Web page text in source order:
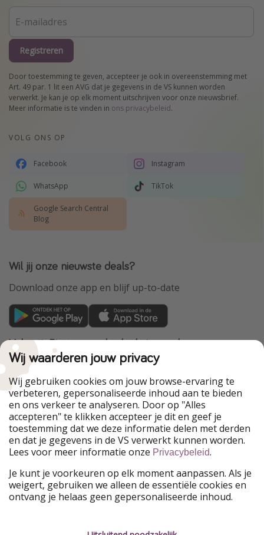
Registreren
Door toestemming te geven, accepteer je ook in overeenstemming met
Art. 49 par. 1 lit een AVG dat je gegevens in de VS kunnen worden
verwerkt. Je kan je op elk moment uitschrijven voor onze nieuwsbrief.
Meer informatie is te vinden in ons privacybeleid.
VOLG ONS OP
Facebook Instagram
WhatsApp TikTok
Google Search Central
Blog
Wil jij onze nieuwste deals?
Download onze app en blijf up-to-date
VakantiePiraten maakt deel uit van de
HolidayPirates Group
Onze markten
PiratinViaggio
HolidayPirates
WakacyjniPiraci
VoyagesPirates
Ferienpiraten
Urlaubspiraten
Urlaubspiraten
ViajerosPiratas
TravelPirates
HolidayPirates Group
Leer ons kennen Juridisch
Wij waarderen jouw privacy
Wij gebruiken cookies om jouw browse-ervaring te
verbeteren, gepersonaliseerde inhoud aan te bieden
en ons verkeer te analyseren. Door op "Alles
accepteren" te klikken accepteer je dit en geef je
toestemming dat we deze informatie delen met derden
en dat je gegevens in de VS verwerkt kunnen worden.
Lees voor meer informatie onze Privacybeleid.
Je kunt je voorkeuren op elk moment aanpassen. Als je
weigert, gebruiken we alleen de essentiële cookies en
ontvang je helaas geen gepersonaliseerde inhoud.